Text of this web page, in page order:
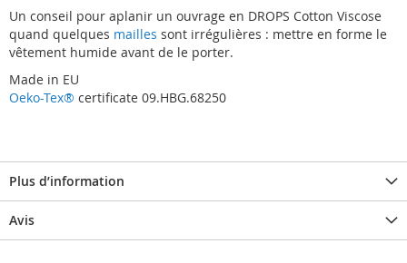
Un conseil pour aplanir un ouvrage en DROPS Cotton Viscose
quand quelques mailles sont irrégulières : mettre en forme le
vêtement humide avant de le porter.
Made in EU
Oeko-Tex® certificate 09.HBG.68250
Plus d’information
Avis